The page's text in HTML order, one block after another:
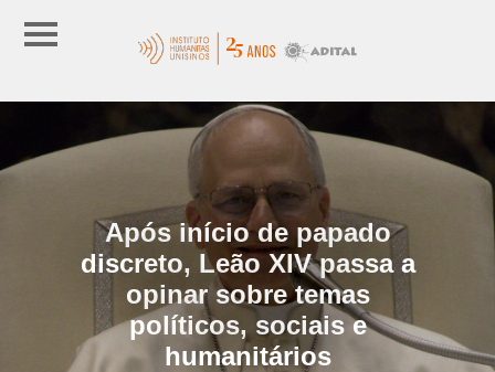
Após início de papado
discreto, Leão XIV passa a
opinar sobre temas
políticos, sociais e
humanitários